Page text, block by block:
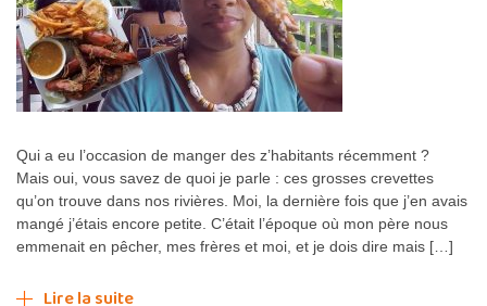
Qui a eu l’occasion de manger des z’habitants récemment ?
Mais oui, vous savez de quoi je parle : ces grosses crevettes
qu’on trouve dans nos rivières. Moi, la dernière fois que j’en avais
mangé j’étais encore petite. C’était l’époque où mon père nous
emmenait en pêcher, mes frères et moi, et je dois dire mais […]
Lire la suite